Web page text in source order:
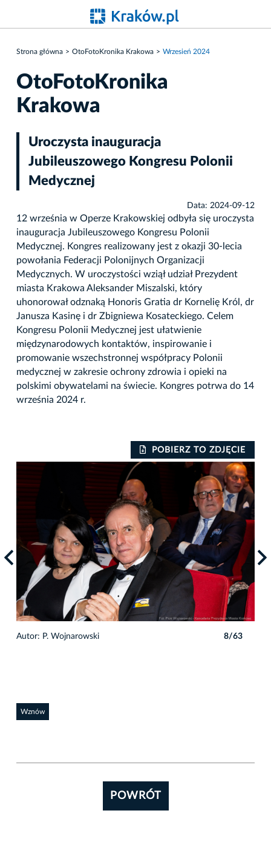
Strona główna OtoFotoKronika Krakowa Wrzesień 2024
OtoFotoKronika
Krakowa
Uroczysta inauguracja
Jubileuszowego Kongresu Polonii
Medycznej
Data: 2024-09-12
12 września w Operze Krakowskiej odbyła się uroczysta
inauguracja Jubileuszowego Kongresu Polonii
Medycznej. Kongres realizowany jest z okazji 30-lecia
powołania Federacji Polonijnych Organizacji
Medycznych. W uroczystości wziął udział Prezydent
miasta Krakowa Aleksander Miszalski, który
uhonorował odznaką Honoris Gratia dr Kornelię Król, dr
Janusza Kasinę i dr Zbigniewa Kosateckiego. Celem
Kongresu Polonii Medycznej jest ułatwienie
międzynarodowych kontaktów, inspirowanie i
promowanie wszechstronnej współpracy Polonii
medycznej w zakresie ochrony zdrowia i opieki na
polskimi obywatelami na świecie. Kongres potrwa do 14
września 2024 r.
POBIERZ TO ZDJĘCIE
Autor: P. Wojnarowski 8/63
Wznów
POWRÓT